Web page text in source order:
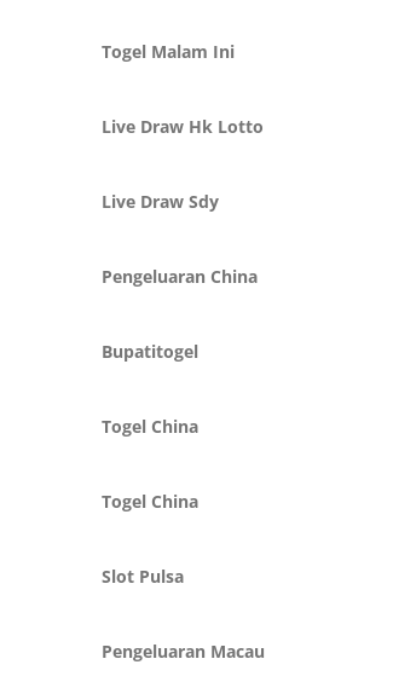
Togel Malam Ini
Live Draw Hk Lotto
Live Draw Sdy
Pengeluaran China
Bupatitogel
Togel China
Togel China
Slot Pulsa
Pengeluaran Macau